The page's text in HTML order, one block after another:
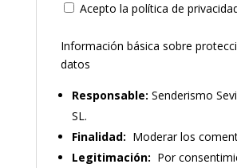
Acepto la política de
Información básica sobre
datos
Responsable: Senderismo
SL.
Finalidad: Moderar los
Legitimación: Por